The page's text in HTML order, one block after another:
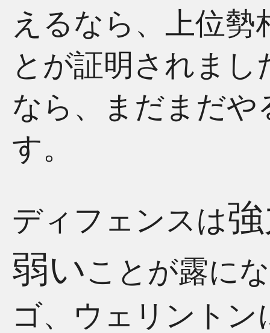
えるなら、上位
とが証明されま
なら、まだまだ
す。
ディフェンスは
弱いことが露に
ゴ、ウェリント